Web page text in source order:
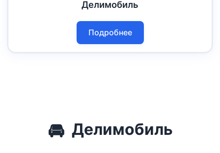
Делимобиль
Подробнее
🚘 Делимобиль